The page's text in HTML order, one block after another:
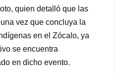
quien detalló que las
vez que concluya la
en el Zócalo, ya
se encuentra
en dicho evento.